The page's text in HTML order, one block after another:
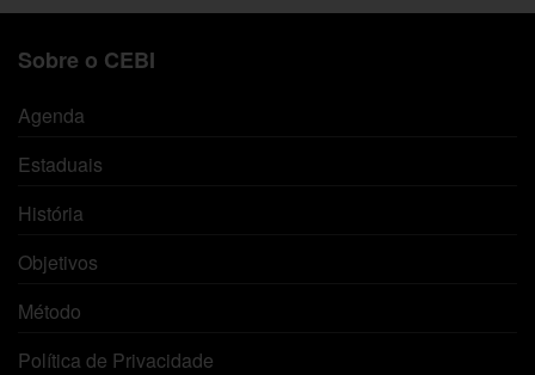
Sobre o CEBI
Agenda
Estaduais
História
Objetivos
Método
Política de Privacidade